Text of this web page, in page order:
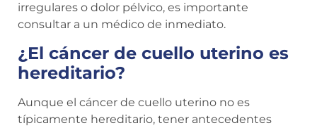
irregulares o dolor pélvico, es importante
consultar a un médico de inmediato.
¿El cáncer de cuello uterino es
hereditario?
Aunque el cáncer de cuello uterino no es
típicamente hereditario, tener antecedentes